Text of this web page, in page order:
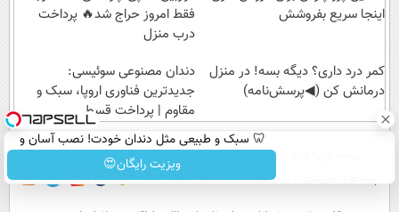
کننده
23
ساخت!
سبک و
مقاوم |
قسطی
🇨🇭
اینجا سریع بفروشش
فقط امروز حراج شد🔥 پرداخت
درب منزل
کمر درد داری؟ دیگه بسه! در منزل
درمانش کن (◀پرسش‌نامه)
دندان مصنوعی سوئیسی:
جدیدترین فناوری اروپا، سبک و
مقاوم | پرداخت قسطی
🦷 سبک و طبیعی مثل دندان خودت! نصب آسان و
پرداخت اقساطی 💳 📍 تهران
ویزیت رایگان😍 عصر ایران۲ تماس با ما
آب و هوا اوقات شرعی سواد زندگی